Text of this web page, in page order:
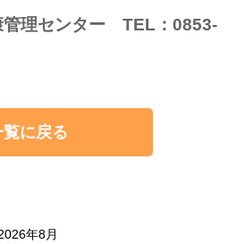
理センター TEL：0853-
覧に戻る
年8月